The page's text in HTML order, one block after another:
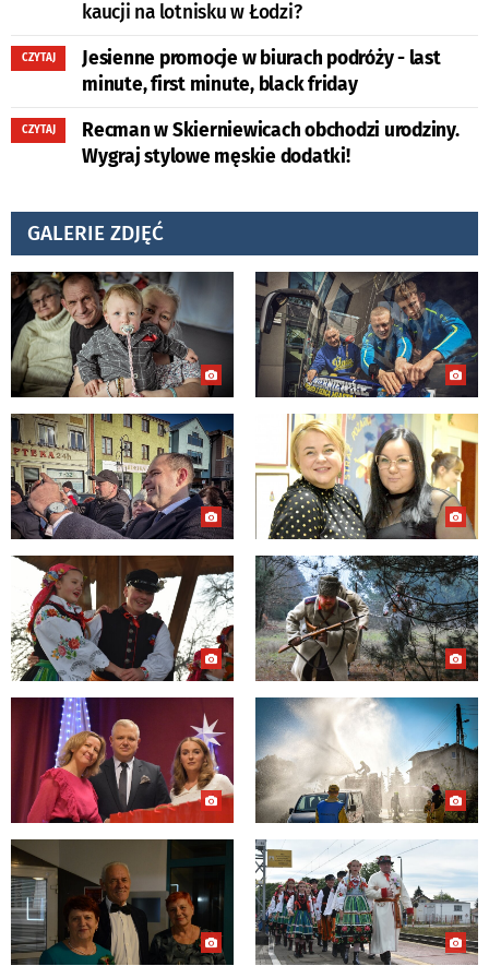
kaucji na lotnisku w Łodzi?
CZYTAJ
Jesienne promocje w biurach podróży - last
minute, first minute, black friday
CZYTAJ
Recman w Skierniewicach obchodzi urodziny.
Wygraj stylowe męskie dodatki!
GALERIE ZDJĘĆ